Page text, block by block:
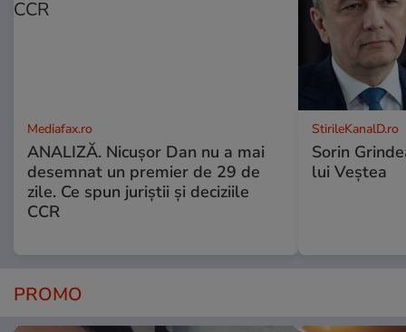
Mediafax.ro
ANALIZĂ. Nicușor Dan nu a mai
desemnat un premier de 29 de
zile. Ce spun juriștii și deciziile
CCR
StirileKanalD.ro
Sorin
lui Veștea
PROMO